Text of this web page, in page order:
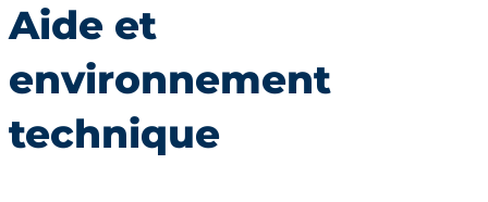
Aide et
environnement
technique